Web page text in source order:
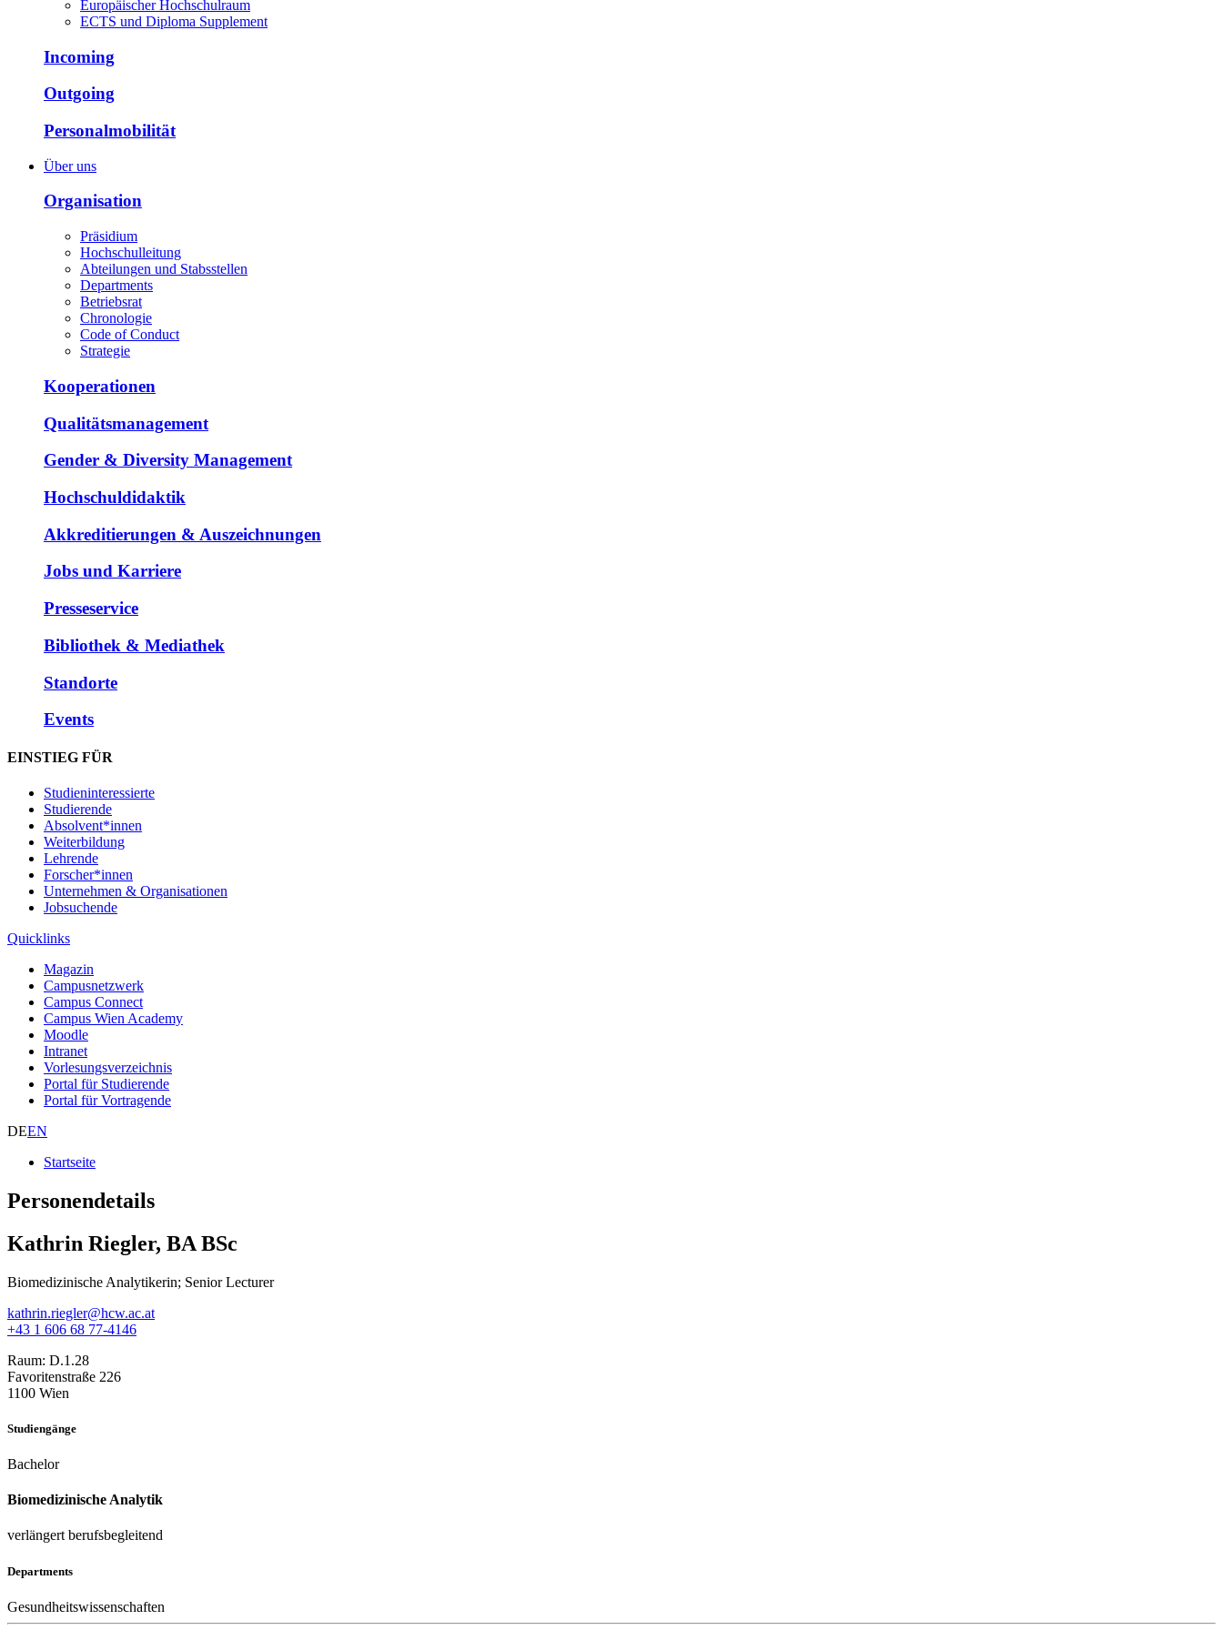
Europäischer Hochschulraum
ECTS und Diploma Supplement
Incoming
Outgoing
Personalmobilität
Über uns
Organisation
Präsidium
Hochschulleitung
Abteilungen und Stabsstellen
Departments
Betriebsrat
Chronologie
Code of Conduct
Strategie
Kooperationen
Qualitätsmanagement
Gender & Diversity Management
Hochschuldidaktik
Akkreditierungen & Auszeichnungen
Jobs und Karriere
Presseservice
Bibliothek & Mediathek
Standorte
Events
EINSTIEG FÜR
Studieninteressierte
Studierende
Absolvent*innen
Weiterbildung
Lehrende
Forscher*innen
Unternehmen & Organisationen
Jobsuchende
Quicklinks
Magazin
Campusnetzwerk
Campus Connect
Campus Wien Academy
Moodle
Intranet
Vorlesungsverzeichnis
Portal für Studierende
Portal für Vortragende
DEEN
Startseite
Personendetails
Kathrin Riegler, BA BSc
Biomedizinische Analytikerin; Senior Lecturer
kathrin.riegler@hcw.ac.at
+43 1 606 68 77-4146
Raum: D.1.28
Favoritenstraße 226
1100 Wien
Studiengänge
Bachelor
Biomedizinische Analytik
verlängert berufsbegleitend
Departments
Gesundheitswissenschaften